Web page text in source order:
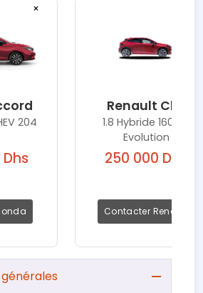
×
204
Renault Clio
1.8 Hybride 160 ch
Evolution
250 000 Dhs
Contacter Renault